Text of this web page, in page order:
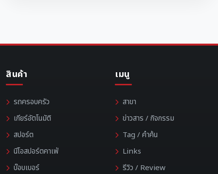
สินค้า
รถครอบครัว
เกียร์อัตโนมัติ
สปอร์ต
นีโอสปอร์ตคาเฟ่
บ๊อบเบอร์
เมนู
สาขา
ข่าวสาร / กิจกรรม
Tag / คำค้น
Links
รีวิว / Review